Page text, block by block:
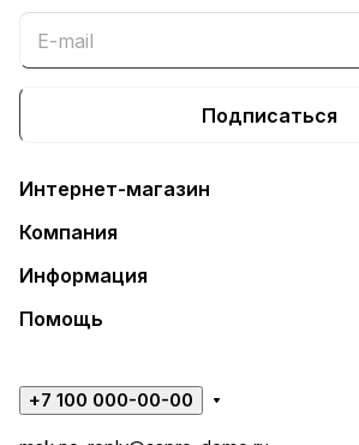
Подписаться
Интернет-магазин
Компания
Информация
Помощь
+7 100 000-00-00